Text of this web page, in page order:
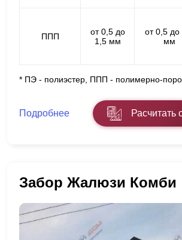
ППП
от 0,5 до
1,5 мм
от 0,5 до
мм
* ПЭ - полиэстер, ППП - полимерно-
Подробнее Расчитать
Забор Жалюзи Комби